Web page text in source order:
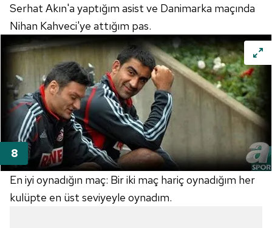
Serhat Akın'a yaptığım asist ve Danimarka maçında
Nihan Kahveci'ye attığım pas.
En iyi oynadığın maç: Bir iki maç hariç oynadığım her
kulüpte en üst seviyeyle oynadım.